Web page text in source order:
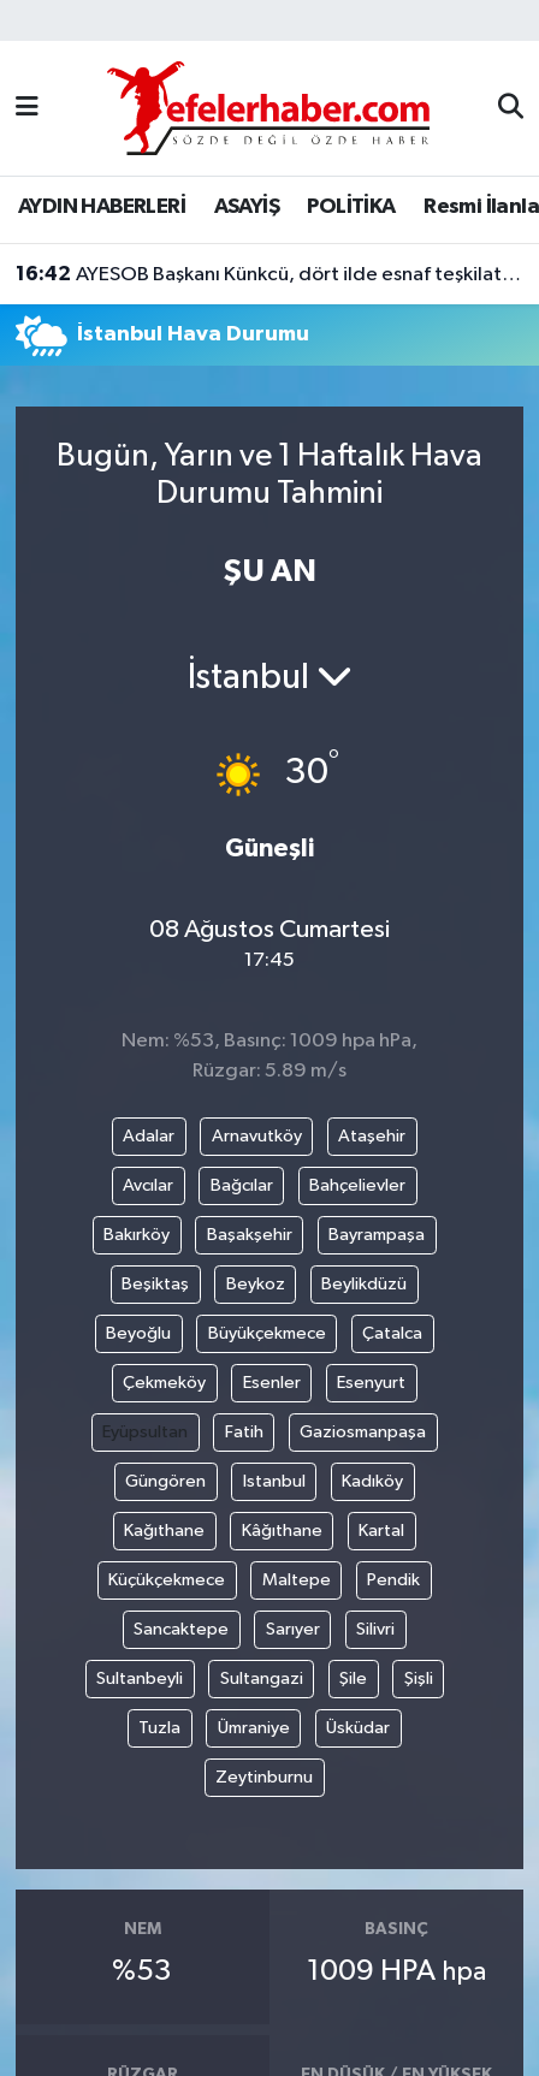
AYDIN HABERLERİ ASAYİŞ POLİTİKA Resmi
16:42 AYESOB Başkanı Künkcü, dört ilde esnaf teşkilatlarıyla buluştu
İstanbul Hava Durumu
Bugün, Yarın ve 1 Haftalık Hava
Durumu Tahmini
ŞU AN
İstanbul
30°
Güneşli
08 Ağustos Cumartesi
17:45
Nem: %53, Basınç: 1009 hpa hPa,
Rüzgar: 5.89 m/s
Adalar Arnavutköy Ataşehir
Avcılar Bağcılar Bahçelievler
Bakırköy Başakşehir Bayrampaşa
Beşiktaş Beykoz Beylikdüzü
Beyoğlu Büyükçekmece Çatalca
Çekmeköy Esenler Esenyurt
Eyüpsultan Fatih Gaziosmanpaşa
Güngören Istanbul Kadıköy
Kağıthane Kâğıthane Kartal
Küçükçekmece Maltepe Pendik
Sancaktepe Sarıyer Silivri
Sultanbeyli Sultangazi Şile Şişli
Tuzla Ümraniye Üsküdar
Zeytinburnu
NEM
%53
BASINÇ
1009 HPA hpa
Nöbetçi Eczaneler
Hava Durumu
Aydin Namaz Vakitleri
Trafik Durumu
Süper Lig Puan Durumu ve Fikstür
Son Dakika Haberleri